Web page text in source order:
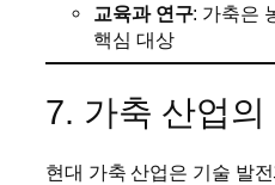
교육과 연구: 가축은
핵심 대상
7. 가축 산업의
현대 가축 산업은 기술 발